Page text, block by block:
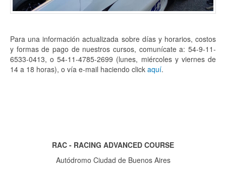
Para una información actualizada sobre días y horarios, costos
y formas de pago de nuestros cursos, comunícate a: 54-9-11-
6533-0413, o 54-11-4785-2699 (lunes, miércoles y viernes de
14 a 18 horas), o vía e-mail haciendo click aquí.
RAC - RACING ADVANCED COURSE
Autódromo Ciudad de Buenos Aires